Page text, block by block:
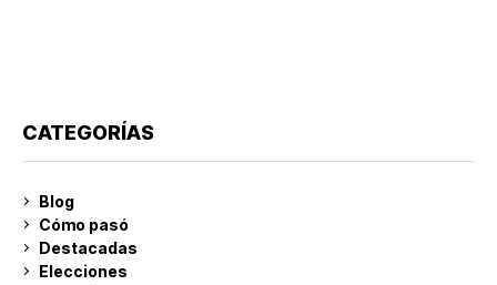
CATEGORÍAS
Blog
Cómo pasó
Destacadas
Elecciones